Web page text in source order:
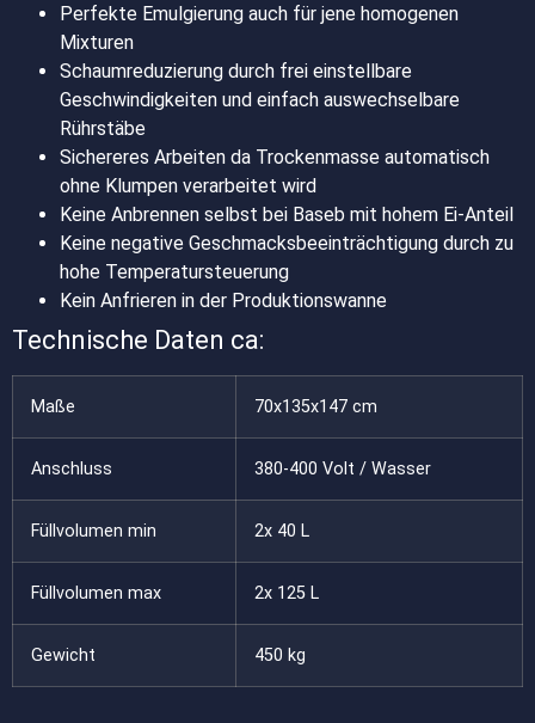
Perfekte Emulgierung auch für jene homogenen
Mixturen
Schaumreduzierung durch frei einstellbare
Geschwindigkeiten und einfach auswechselbare
Rührstäbe
Sichereres Arbeiten da Trockenmasse automatisch
ohne Klumpen verarbeitet wird
Keine Anbrennen selbst bei Baseb mit hohem Ei-Anteil
Keine negative Geschmacksbeeinträchtigung durch zu
hohe Temperatursteuerung
Kein Anfrieren in der Produktionswanne
Technische Daten ca:
Maße 70x135x147 cm
Anschluss 380-400 Volt / Wasser
Füllvolumen min 2x 40 L
Füllvolumen max 2x 125 L
Gewicht 450 kg